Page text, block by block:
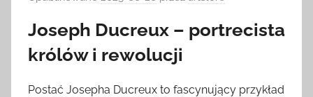
Joseph Ducreux – portrecista
królów i rewolucji
Postać Josepha Ducreux to fascynujący przykład